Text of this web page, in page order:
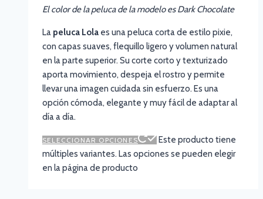
El color de la peluca de la modelo es Dark Chocolate
La peluca Lola es una peluca corta de estilo pixie,
con capas suaves, flequillo ligero y volumen natural
en la parte superior. Su corte corto y texturizado
aporta movimiento, despeja el rostro y permite
llevar una imagen cuidada sin esfuerzo. Es una
opción cómoda, elegante y muy fácil de adaptar al
día a día.
SELECCIONAR OPCIONES
Este producto tiene
múltiples variantes. Las opciones se pueden elegir
en la página de producto